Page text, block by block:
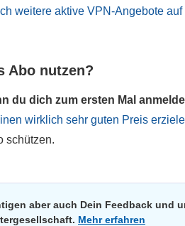
weitere aktive VPN-Angebote auf
Abo nutzen?
du dich zum ersten Mal
wirklich sehr guten Preis
schützen.
aber auch Dein Feedback und
Mehr erfahren